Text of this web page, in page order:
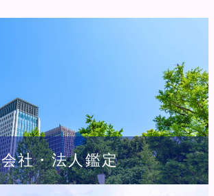
会社・法人鑑定